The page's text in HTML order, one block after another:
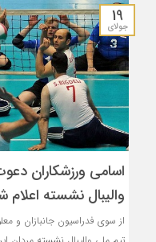
19
جولای
اسامی ورزشکاران
والیبال نشسته اعلام
از سوی فدراسیون جانبازان و